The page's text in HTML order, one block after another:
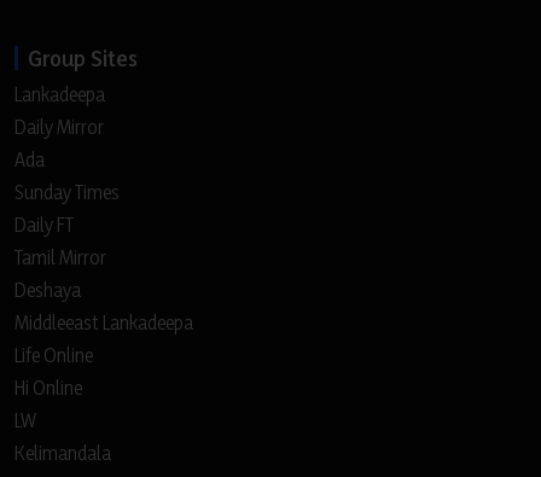
Group Sites
Lankadeepa
Daily Mirror
Ada
Sunday Times
Daily FT
Tamil Mirror
Deshaya
Middleeast Lankadeepa
Life Online
Hi Online
LW
Kelimandala